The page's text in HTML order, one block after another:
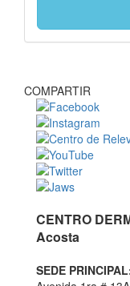
COMPARTIR
CENTRO
Acosta
SEDE